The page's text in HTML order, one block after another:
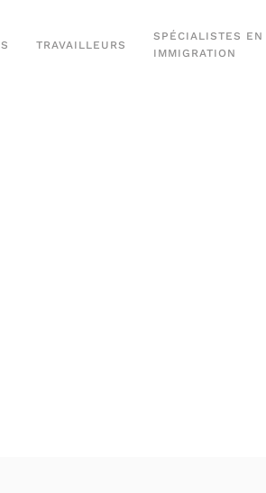
TRAVAILLEURS
SPÉCIALISTES EN
IMMIGRATION